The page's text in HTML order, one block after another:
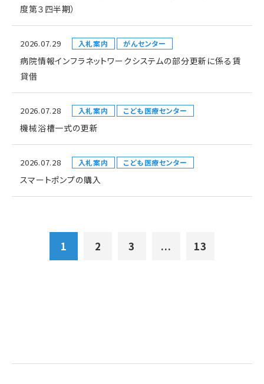
度第３四半期）
2026.07.29 入札案内 がんセンター
病院情報インフラネットワークシステムの部分更新に係る賃
貸借
2026.07.28 入札案内 こども医療センター
機械浴槽一式の更新
2026.07.28 入札案内 こども医療センター
スマートポンプの購入
1 2 3 ... 13